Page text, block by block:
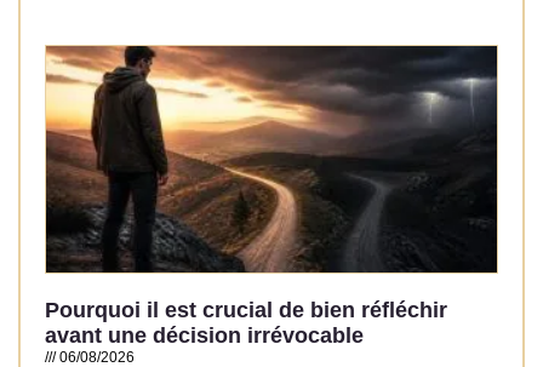
Pourquoi il est crucial de bien réfléchir
avant une décision irrévocable
06/08/2026